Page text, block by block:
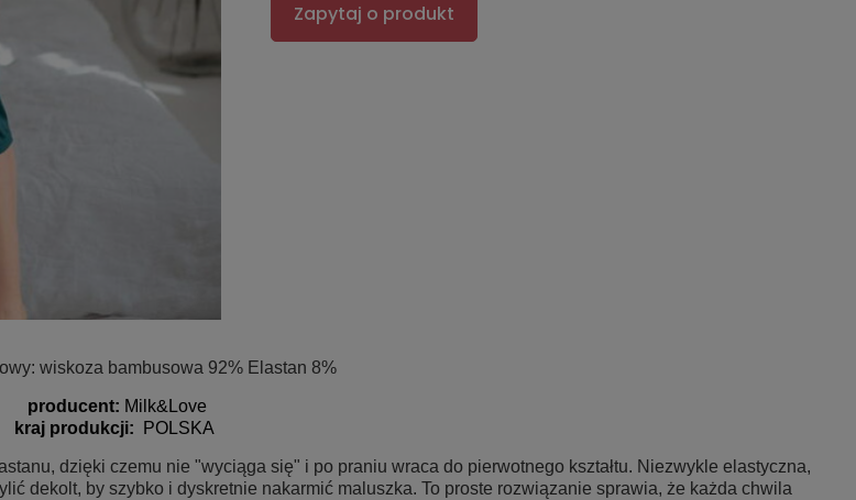
Zapytaj o produkt
wiskoza bambusowa 92% Elastan 8%
producent: Milk&Love
kraj produkcji: POLSKA
dzięki czemu nie "wyciąga się" i po praniu wraca do pierwotnego kształtu. Niezwykle elastyczna,
dekolt, by szybko i dyskretnie nakarmić maluszka. To proste rozwiązanie sprawia, że każda chwila